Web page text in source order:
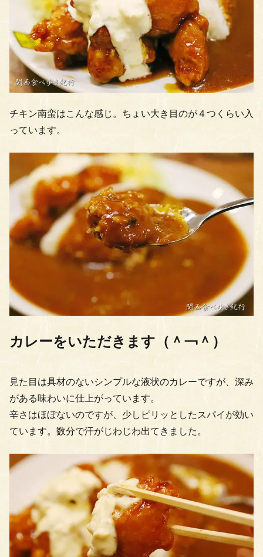
チキン南蛮はこんな感じ。ちょい大き目のが４つくらい入
っています。
カレーをいただきます（＾￢＾）
見た目は具材のないシンプルな液状のカレーですが、深み
がある味わいに仕上がっています。
辛さはほぼないのですが、少しピリッとしたスパイが効い
ています。数分で汗がじわじわ出てきました。